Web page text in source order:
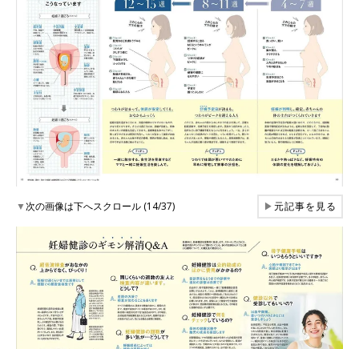
▼次の画像は下へスクロール (14/37) ▶元記事を見る